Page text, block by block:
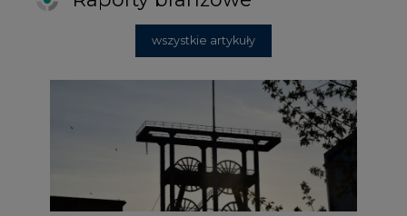
wszystkie artykuły